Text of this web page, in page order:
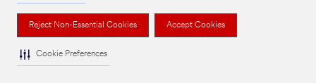
Reject Non-Essential Cookies Accept Cookies
Cookie Preferences